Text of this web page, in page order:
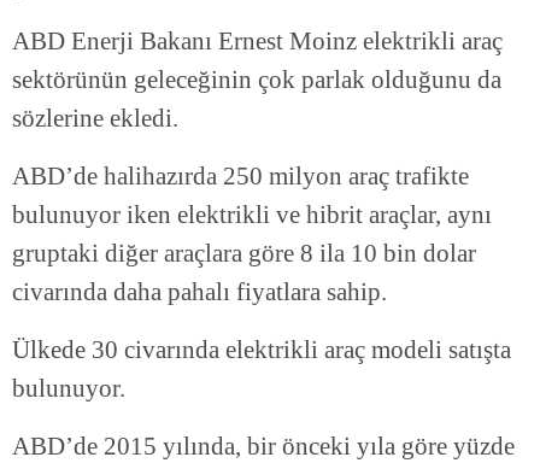
ABD Enerji Bakanı Ernest Moinz elektrikli araç
sektörünün geleceğinin çok parlak olduğunu da
sözlerine ekledi.
ABD’de halihazırda 250 milyon araç trafikte
bulunuyor iken elektrikli ve hibrit araçlar, aynı
gruptaki diğer araçlara göre 8 ila 10 bin dolar
civarında daha pahalı fiyatlara sahip.
Ülkede 30 civarında elektrikli araç modeli satışta
bulunuyor.
ABD’de 2015 yılında, bir önceki yıla göre yüzde